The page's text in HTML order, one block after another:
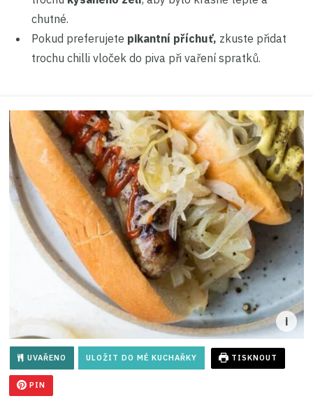
chutné.
Pokud preferujete pikantní příchuť, zkuste přidat
trochu chilli vloček do piva při vaření spratků.
UVAŘENO ULOŽIT DO MÉ KUCHAŘKY TISKNOUT
PIN